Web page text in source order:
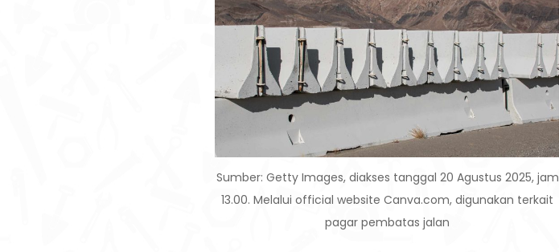
Sumber: Getty Images, diakses tanggal 20 Agustus 2025, jam
13.00. Melalui official website Canva.com, digunakan terkait
pagar pembatas jalan